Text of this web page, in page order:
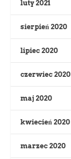
luty 2021
sierpień 2020
lipiec 2020
czerwiec 2020
maj 2020
kwiecień 2020
marzec 2020